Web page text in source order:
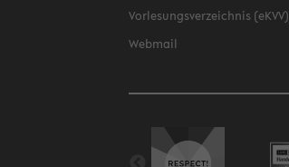
Vorlesungsverzeichnis (eKVV)
Webmail